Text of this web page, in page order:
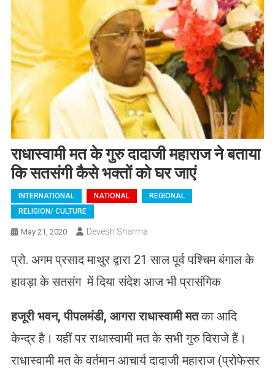
राधास्वामी मत के गुरु दादाजी महाराज ने बताया
कि सतसंगी कैसे भक्तों को घर जाएं
INTERNATIONAL NATIONAL
REGIONAL
RELIGION/ CULTURE
May 21, 2020 Devesh Sharma
प्रो. अगम प्रसाद माथुर द्वारा 21 साल पूर्व पश्चिम बंगाल के
हावड़ा के सतसंग में दिया संदेश आज भी प्रासंगिक
हजूरी भवन, पीपलमंडी, आगरा राधास्वामी मतका आदि
केन्द्र है। यहीं पर राधास्वामी मत के सभी गुरु विराजे हैं।
राधास्वामी मत के वर्तमान आचार्य दादाजी महाराज (प्रोफेसर